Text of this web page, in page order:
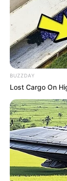
Dziękujemy
egzemplarza
zdj. DC Comics
BUZZDAY
Lost Cargo On